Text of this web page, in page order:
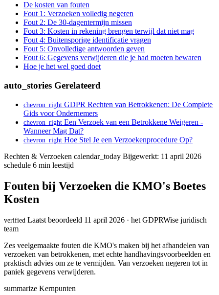
De kosten van fouten
Fout 1: Verzoeken volledig negeren
Fout 2: De 30-dagentermijn missen
Fout 3: Kosten in rekening brengen terwijl dat niet mag
Fout 4: Buitensporige identificatie vragen
Fout 5: Onvolledige antwoorden geven
Fout 6: Gegevens verwijderen die je had moeten bewaren
Hoe je het wel goed doet
auto_stories Gerelateerd
chevron_right GDPR Rechten van Betrokkenen: De Complete
Gids voor Ondernemers
chevron_right Een Verzoek van een Betrokkene Weigeren -
Wanneer Mag Dat?
chevron_right Hoe Stel Je een Verzoekenprocedure Op?
Rechten & Verzoeken calendar_today Bijgewerkt: 11 april 2026
schedule 6 min leestijd
Fouten bij Verzoeken die KMO's Boetes
Kosten
verified Laatst beoordeeld 11 april 2026 · het GDPRWise juridisch
team
Zes veelgemaakte fouten die KMO's maken bij het afhandelen van
verzoeken van betrokkenen, met echte handhavingsvoorbeelden en
praktisch advies om ze te vermijden. Van verzoeken negeren tot in
paniek gegevens verwijderen.
summarize Kernpunten